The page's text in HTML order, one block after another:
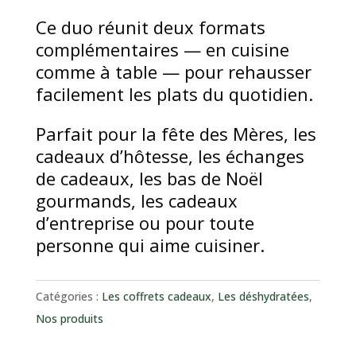
Ce duo réunit deux formats
complémentaires — en cuisine
comme à table — pour rehausser
facilement les plats du quotidien.
Parfait pour la fête des Mères, les
cadeaux d’hôtesse, les échanges
de cadeaux, les bas de Noël
gourmands, les cadeaux
d’entreprise ou pour toute
personne qui aime cuisiner.
Catégories : Les coffrets cadeaux, Les déshydratées,
Nos produits